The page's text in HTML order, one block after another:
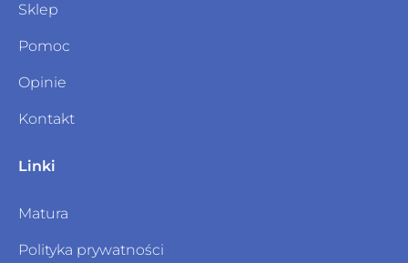
Sklep
Pomoc
Opinie
Kontakt
Linki
Matura
Polityka prywatności